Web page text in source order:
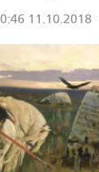
11.10.2018